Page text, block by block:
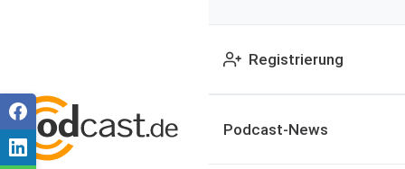
Registrierung
Podcast-News